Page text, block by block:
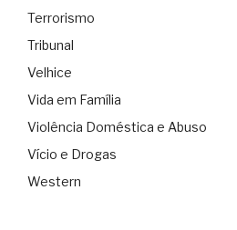
Terrorismo
Tribunal
Velhice
Vida em Família
Violência Doméstica e Abuso
Vício e Drogas
Western